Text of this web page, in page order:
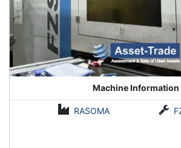
Machine Information
RASOMA